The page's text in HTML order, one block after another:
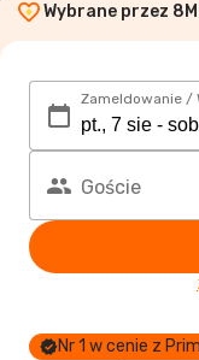
Wybrane przez
Zameldowanie /
Goście
Nr 1 w cenie z